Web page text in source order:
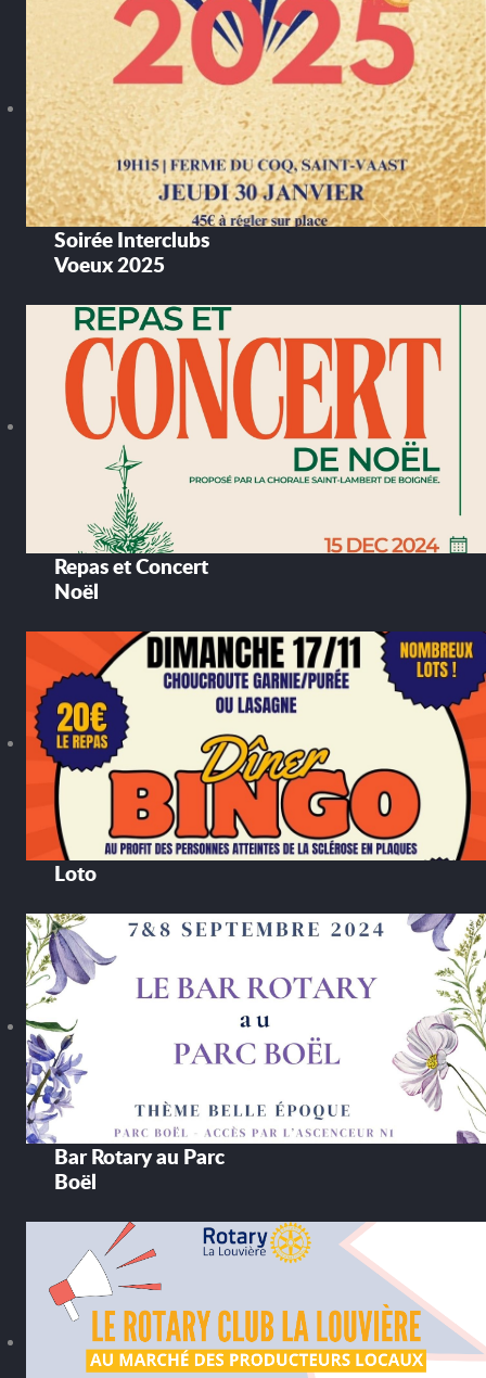
Soirée Interclubs
Voeux 2025
Repas et Concert
Noël
Loto
Bar Rotary au Parc
Boël